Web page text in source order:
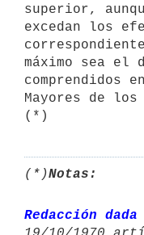
superior,
excedan los
máximo sea el
comprendidos
Mayores de
(*)
(*)Notas:
Redacción